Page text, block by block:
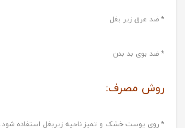
* ضد عرق زیر بغل
* ضد بوی بد بدن
روش مصرف:
* روی پوست خشک و تمیز ناحیه زیربغل استفاده شود.